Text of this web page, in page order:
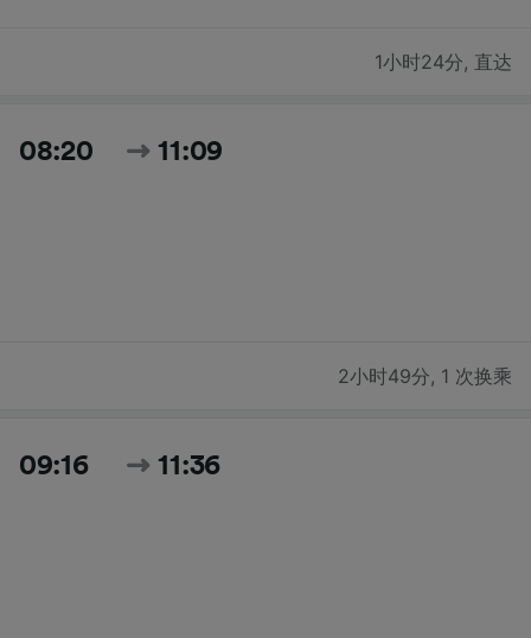
1小时24分, 直达
08:20 11:09
2小时49分, 1 次换乘
09:16 11:36